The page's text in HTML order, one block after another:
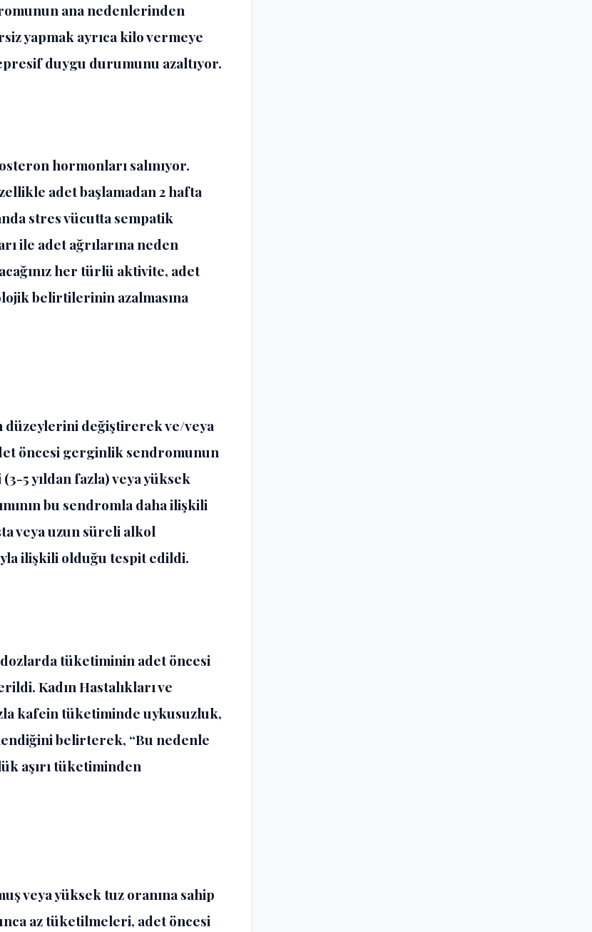
ana nedenlerinden
yapmak ayrıca kilo vermeye
duygu durumunu azaltıyor.
hormonları salınıyor.
adet başlamadan 2 hafta
stres vücutta sempatik
ile adet ağrılarına neden
her türlü aktivite, adet
belirtilerinin azalmasına
düzeylerini değiştirerek ve/veya
öncesi gerginlik sendromunun
5 yıldan fazla) veya yüksek
bu sendromla daha ilişkili
veya uzun süreli alkol
ilişkili olduğu tespit edildi.
tüketiminin adet öncesi
Kadın Hastalıkları ve
kafein tüketiminde uykusuzluk,
belirterek, “Bu nedenle
aşırı tüketiminden
veya yüksek tuz oranına sahip
az tüketilmeleri, adet öncesi